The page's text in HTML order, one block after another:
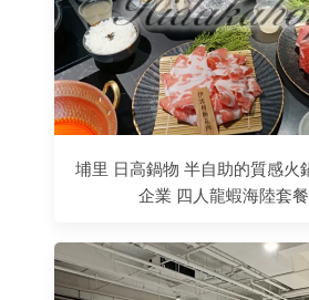
埔里 日高鍋物 半自助的質感火
企業 四人龍蝦海陸套